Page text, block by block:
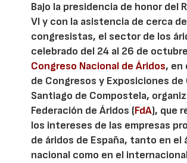
Bajo la presidencia de honor del
VI y con la asistencia de cerca
congresistas, el sector de los
celebrado del 24 al 26 de
Congreso Nacional de Áridos, en
de Congresos y Exposiciones de
Santiago de Compostela,
Federación de Áridos (FdA), que
los intereses de las empresas
de áridos de España, tanto en el
nacional como en el